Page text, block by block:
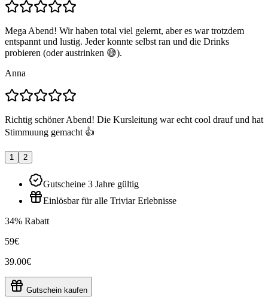
Mega Abend! Wir haben total viel gelernt, aber es war trotzdem
entspannt und lustig. Jeder konnte selbst ran und die Drinks
probieren (oder austrinken 😅).
Anna
Richtig schöner Abend! Die Kursleitung war echt cool drauf und hat
Stimmuung gemacht 👍
1 2
Gutscheine 3 Jahre gültig
Einlösbar für alle Triviar Erlebnisse
34% Rabatt
59€
39.00€
Gutschein kaufen